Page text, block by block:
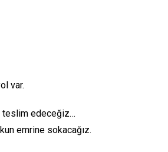
var.
teslim edeceğiz…
emrine sokacağız.